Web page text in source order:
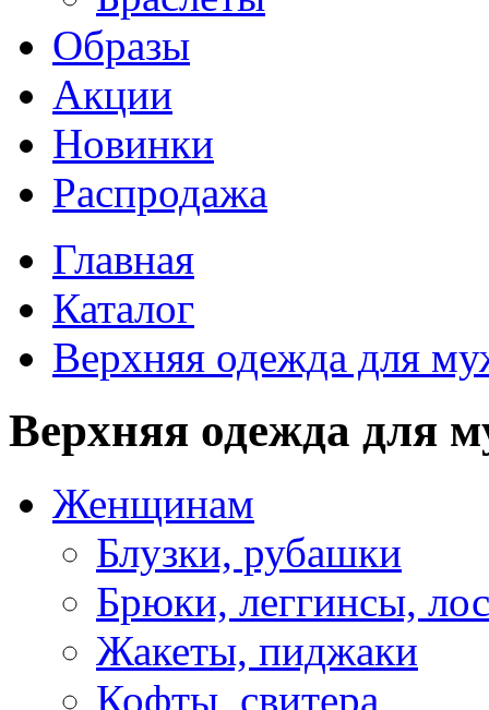
Образы
Акции
Новинки
Распродажа
Главная
Каталог
Верхняя одежда для
Верхняя одежда для
Женщинам
Блузки, рубашки
Брюки, леггинсы,
Жакеты, пиджаки
Кофты, свитера